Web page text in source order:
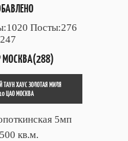
Посты:276
МОСКВА(288)
ТАУН ХАУС ЗОЛОТАЯ МИЛЯ
ЦАО МОСКВА
5мп
500 кв.м.